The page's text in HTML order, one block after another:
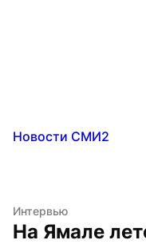
Новости СМИ2
Интервью
На Ямале